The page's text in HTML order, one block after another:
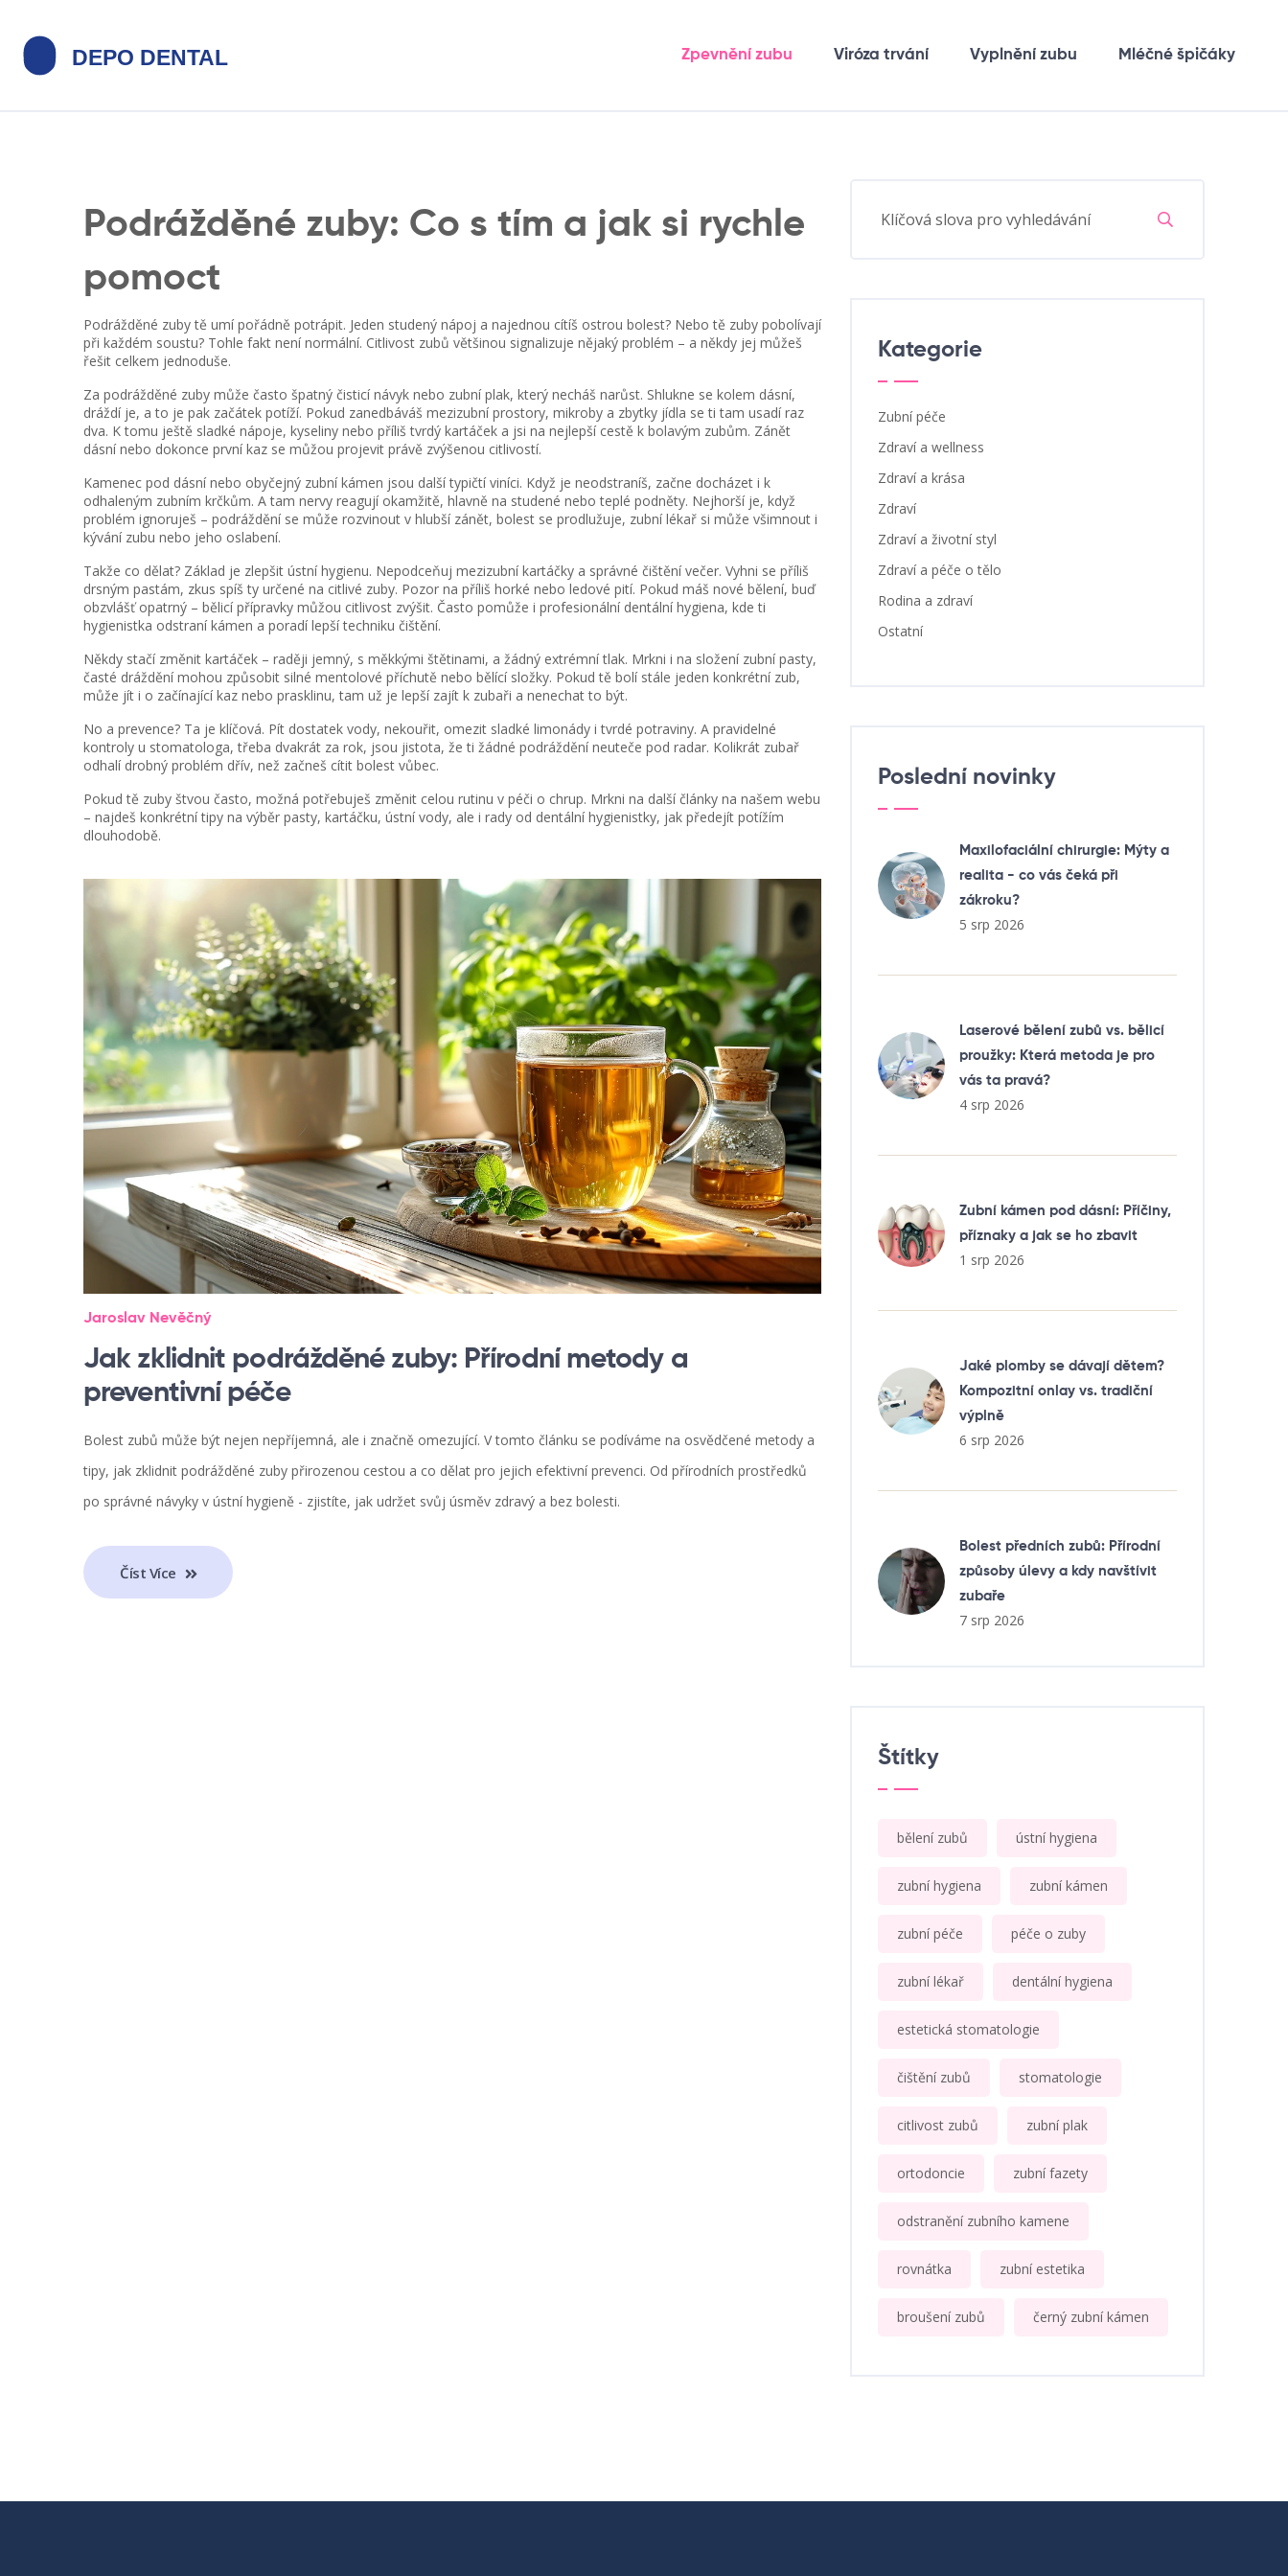
Zpevnění zubu Viróza trvání Vyplnění zubu Mléčné špičáky
Podrážděné zuby: Co s tím a jak si rychle
pomoct
Podrážděné zuby tě umí pořádně potrápit. Jeden studený nápoj a najednou cítíš ostrou bolest? Nebo tě zuby pobolívají
při každém soustu? Tohle fakt není normální. Citlivost zubů většinou signalizuje nějaký problém – a někdy jej můžeš
řešit celkem jednoduše.
Za podrážděné zuby může často špatný čisticí návyk nebo zubní plak, který necháš narůst. Shlukne se kolem dásní,
dráždí je, a to je pak začátek potíží. Pokud zanedbáváš mezizubní prostory, mikroby a zbytky jídla se ti tam usadí raz
dva. K tomu ještě sladké nápoje, kyseliny nebo příliš tvrdý kartáček a jsi na nejlepší cestě k bolavým zubům. Zánět
dásní nebo dokonce první kaz se můžou projevit právě zvýšenou citlivostí.
Kamenec pod dásní nebo obyčejný zubní kámen jsou další typičtí viníci. Když je neodstraníš, začne docházet i k
odhaleným zubním krčkům. A tam nervy reagují okamžitě, hlavně na studené nebo teplé podněty. Nejhorší je, když
problém ignoruješ – podráždění se může rozvinout v hlubší zánět, bolest se prodlužuje, zubní lékař si může všimnout i
kývání zubu nebo jeho oslabení.
Takže co dělat? Základ je zlepšit ústní hygienu. Nepodceňuj mezizubní kartáčky a správné čištění večer. Vyhni se příliš
drsným pastám, zkus spíš ty určené na citlivé zuby. Pozor na příliš horké nebo ledové pití. Pokud máš nové bělení, buď
obzvlášť opatrný – bělicí přípravky můžou citlivost zvýšit. Často pomůže i profesionální dentální hygiena, kde ti
hygienistka odstraní kámen a poradí lepší techniku čištění.
Někdy stačí změnit kartáček – raději jemný, s měkkými štětinami, a žádný extrémní tlak. Mrkni i na složení zubní pasty,
časté dráždění mohou způsobit silné mentolové příchutě nebo bělící složky. Pokud tě bolí stále jeden konkrétní zub,
může jít i o začínající kaz nebo prasklinu, tam už je lepší zajít k zubaři a nenechat to být.
No a prevence? Ta je klíčová. Pít dostatek vody, nekouřit, omezit sladké limonády i tvrdé potraviny. A pravidelné
kontroly u stomatologa, třeba dvakrát za rok, jsou jistota, že ti žádné podráždění neuteče pod radar. Kolikrát zubař
odhalí drobný problém dřív, než začneš cítit bolest vůbec.
Pokud tě zuby štvou často, možná potřebuješ změnit celou rutinu v péči o chrup. Mrkni na další články na našem webu
– najdeš konkrétní tipy na výběr pasty, kartáčku, ústní vody, ale i rady od dentální hygienistky, jak předejít potížím
dlouhodobě.
Jaroslav Nevěčný
Jak zklidnit podrážděné zuby: Přírodní metody a
preventivní péče
Bolest zubů může být nejen nepříjemná, ale i značně omezující. V tomto článku se podíváme na osvědčené metody a
tipy, jak zklidnit podrážděné zuby přirozenou cestou a co dělat pro jejich efektivní prevenci. Od přírodních prostředků
po správné návyky v ústní hygieně - zjistíte, jak udržet svůj úsměv zdravý a bez bolesti.
Číst Více
Kategorie
Zubní péče
Zdraví a wellness
Zdraví a krása
Zdraví
Zdraví a životní styl
Zdraví a péče o tělo
Rodina a zdraví
Ostatní
Poslední novinky
Maxilofaciální chirurgie: Mýty a
realita - co vás čeká při
zákroku?
5 srp 2026
Laserové bělení zubů vs. bělicí
proužky: Která metoda je pro
vás ta pravá?
4 srp 2026
Zubní kámen pod dásní: Příčiny,
příznaky a jak se ho zbavit
1 srp 2026
Jaké plomby se dávají dětem?
Kompozitní onlay vs. tradiční
výplně
6 srp 2026
Bolest předních zubů: Přírodní
způsoby úlevy a kdy navštívit
zubaře
7 srp 2026
Štítky
bělení zubů ústní hygiena
zubní hygiena zubní kámen
zubní péče péče o zuby
zubní lékař dentální hygiena
estetická stomatologie
čištění zubů stomatologie
citlivost zubů zubní plak
ortodoncie zubní fazety
odstranění zubního kamene
rovnátka zubní estetika
broušení zubů černý zubní kámen